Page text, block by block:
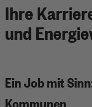
Ihre
und
Ein Job mit
Kommunen